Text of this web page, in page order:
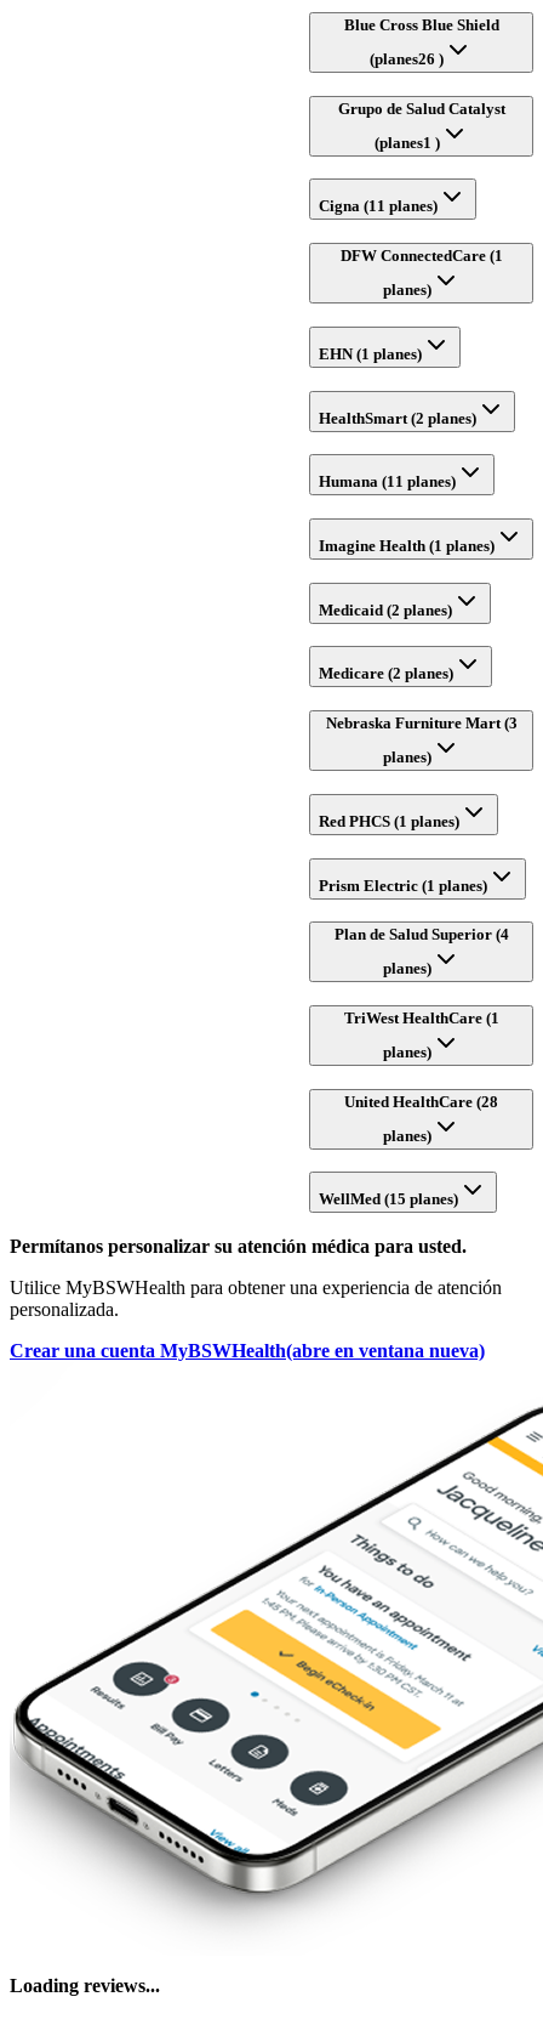
Blue Cross Blue Shield
(planes26 )
Grupo de Salud Catalyst
(planes1 )
Cigna (11 planes)
DFW ConnectedCare (1
planes)
EHN (1 planes)
HealthSmart (2 planes)
Humana (11 planes)
Imagine Health (1 planes)
Medicaid (2 planes)
Medicare (2 planes)
Nebraska Furniture Mart (3
planes)
Red PHCS (1 planes)
Prism Electric (1 planes)
Plan de Salud Superior (4
planes)
TriWest HealthCare (1
planes)
United HealthCare (28
planes)
WellMed (15 planes)
Permítanos personalizar su atención médica para usted.
Utilice MyBSWHealth para obtener una experiencia de atención
personalizada.
Crear una cuenta MyBSWHealth(abre en ventana nueva)
Loading reviews...